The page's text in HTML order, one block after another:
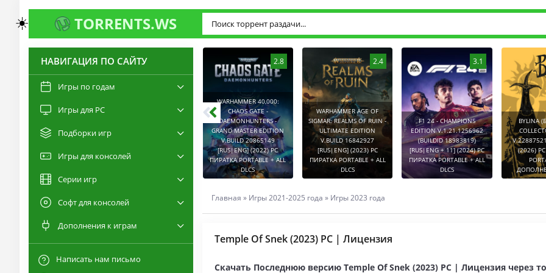
TORRENTS.WS
НАВИГАЦИЯ ПО САЙТУ
Игры по годам
Игры для PC
Подборки игр
Игры для консолей
Серии игр
Софт для консолей
Дополнения к играм
Написать нам письмо
3.0
RESIDENT EVIL 9:
REQUIEM - DELUXE
EDITION V.BUILD
(2026) PC ПИРАТКА
[RUS|ENG] (2026) PC
2.8
WARHAMMER 40,000:
CHAOS GATE -
DAEMONHUNTERS -
GRAND MASTER EDITION
V.BUILD 20865149
[RUS|ENG] (2022) PC
ПИРАТКА PORTABLE + ALL
DLCS
2.4
WARHAMMER AGE OF
SIGMAR: REALMS OF RUIN -
ULTIMATE EDITION
V.BUILD 16842927
[RUS|ENG] (2023) PC
ПИРАТКА PORTABLE + ALL
DLCS
3.1
F1 24 - CHAMPIONS
EDITION V.1.21.1256962
(BUILDID 18983819)
[RUS|ENG + 11] (2024) PC
ПИРАТКА PORTABLE + ALL
DLCS
BYLINA
(2026)
Главная » Игры 2021-2025 года » Игры 2023 года
Temple Of Snek (2023) PC | Лицензия
Скачать Последнюю версию Temple Of Snek (2023) PC | Лицензия через
☀️